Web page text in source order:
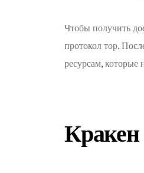
Чтобы получить
протокол тор.
ресурсам,
Кракен